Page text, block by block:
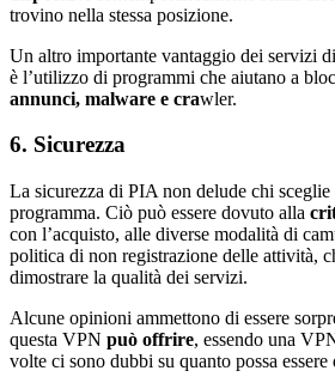
trovino nella stessa posizione.
Un altro importante vantaggio dei servizi
è l’utilizzo di programmi che aiutano a
annunci, malware e crawler.
6. Sicurezza
La sicurezza di PIA non delude chi
programma. Ciò può essere dovuto alla
con l’acquisto, alle diverse modalità di
politica di non registrazione delle attività,
dimostrare la qualità dei servizi.
Alcune opinioni ammettono di essere
questa VPN può offrire, essendo una
volte ci sono dubbi su quanto possa